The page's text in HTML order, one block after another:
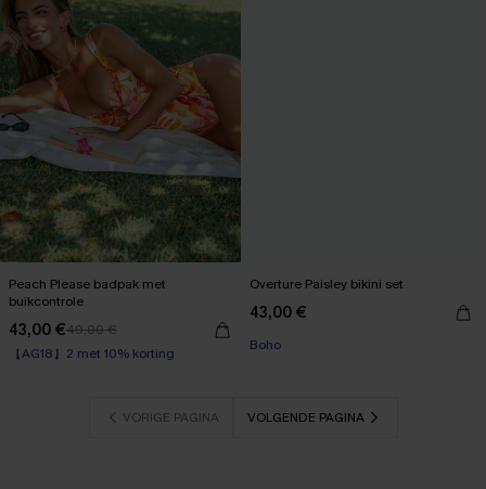
Peach Please badpak met
buikcontrole
43,00 €49,00 €
【AG18】2 met 10% korting
Corrigerend badpak
Overture Paisley bikini set
43,00 €
Boho
VORIGE PAGINA VOLGENDE PAGINA